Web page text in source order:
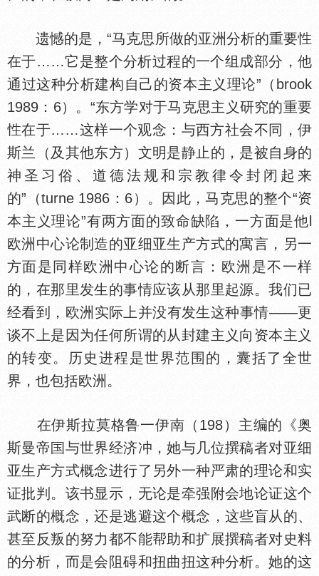
遗憾的是，“马克思所做的亚洲分析的重要
在于……它是整个分析过程的一个组成部分，他
通过这种分析建构自己的资本主义理论”（brook
1989：6）。“东方学对于马克思主义研究的重要
在于……这样一个观念：与西方社会不同，伊
斯兰（及其他东方）文明是静止的，是被自身的
神圣习俗、道德法规和宗教律令封闭起来
的”（turne 1986：6）。因此，马克思的整个“资
本主义理论”有两方面的致命缺陷，一方面是他l
欧洲中心论制造的亚细亚生产方式的寓言，另一
方面是同样欧洲中心论的断言：欧洲是不一样
的，在那里发生的事情应该从那里起源。我们已
经看到，欧洲实际上并没有发生这种事情——更
谈不上是因为任何所谓的从封建主义向资本主义
的转变。历史进程是世界范围的，囊括了全世
界，也包括欧洲。
在伊斯拉莫格鲁一伊南（198）主编的《奥
斯曼帝
与世界经济冲，她与几位撰稿者对亚细
亚生产方式概念进行了另外一种严肃的理论和实
证批判。该书显示，无论是牵强附会地论证这个
武断的概念，还是逃避这个概念，这些盲从的、
甚至反叛的努力都不能帮助和扩展撰稿者对史料
的分析，而是会阻碍和扭曲扭这种分析。她的这